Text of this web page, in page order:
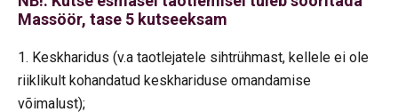
Massöör, tase 5 kutseeksam
Keskharidus (v.a taotlejatele sihtrühmast, kellele ei ole
riiklikult kohandatud keskhariduse omandamise
võimalust);